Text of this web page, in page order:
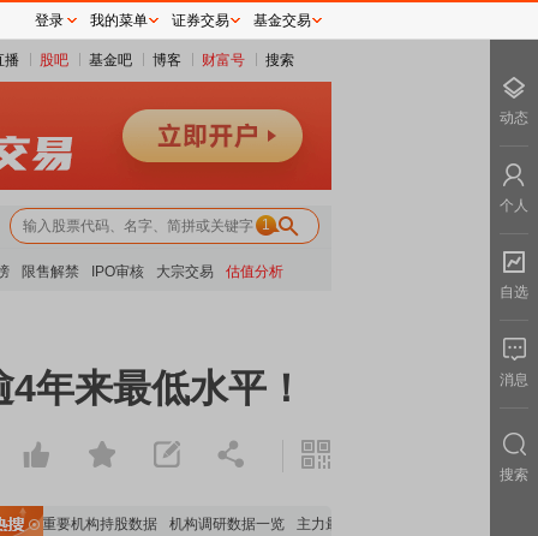
播 股吧 基金吧 博客 财富号 搜索
1
限售解禁 IPO审核 大宗交易 估值分析
年来最低水平！
重要机构持股数据 机构调研数据一览 主力最新动向
登录 我的菜单 证券交易 基金交易
动态
个人
自选
消息
搜索